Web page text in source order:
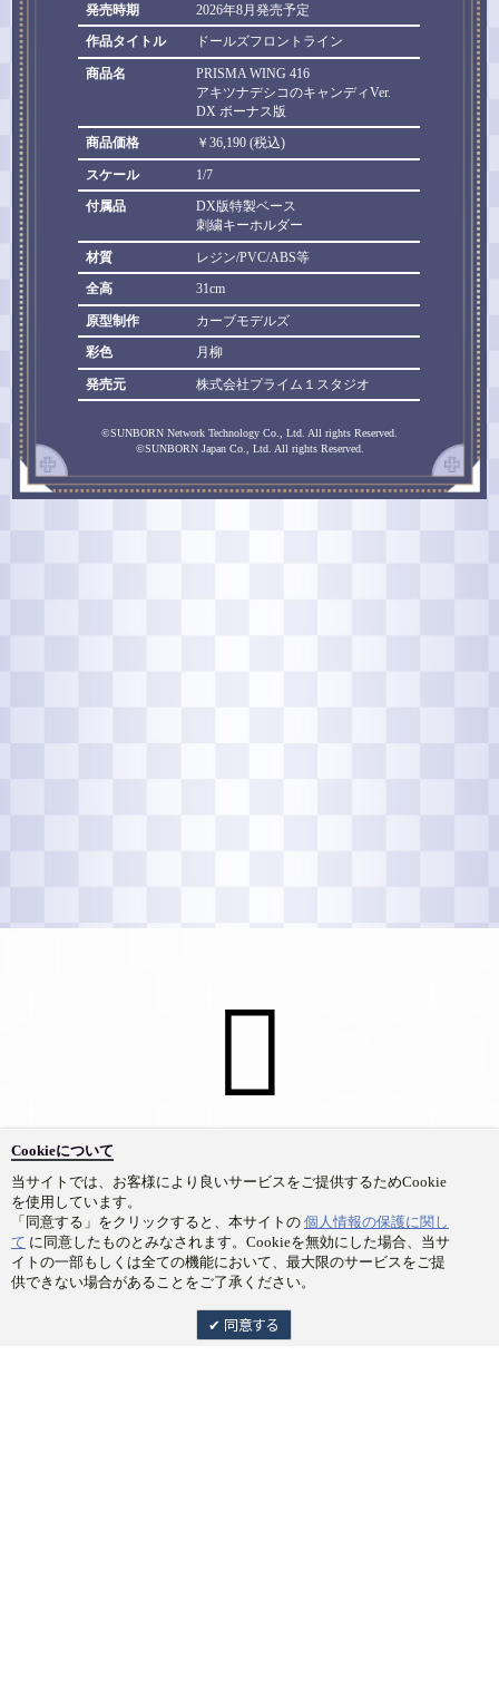
Cookieについて
当サイトでは、お客様により良いサービスをご提供するためCookie
を使用しています。
「同意する」をクリックすると、本サイトの 個人情報の保護に関し
て に同意したものとみなされます。Cookieを無効にした場合、当サ
イトの一部もしくは全ての機能において、最大限のサービスをご提
供できない場合があることをご了承ください。
同意する
発売時期 2026年8月発売予定
作品タイトル ドールズフロントライン
商品名
PRISMA WING 416
アキツナデシコのキャンディVer.
DX ボーナス版
商品価格 ￥36,190 (税込)
スケール 1/7
付属品
DX版特製ベース
刺繍キーホルダー
材質 レジン/PVC/ABS等
全高 31cm
原型制作 カーブモデルズ
彩色 月柳
発売元 株式会社プライム１スタジオ
©SUNBORN Network Technology Co., Ltd. All rights Reserved.
©SUNBORN Japan Co., Ltd. All rights Reserved.